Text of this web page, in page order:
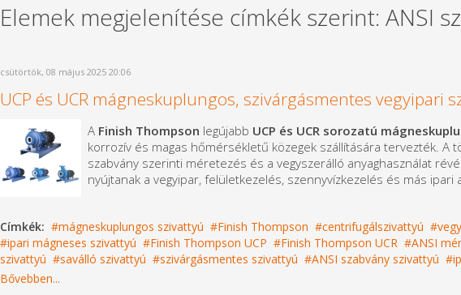
Elemek megjelenítése címkék szerint: ANSI
csütörtök, 08 május 2025 20:06
UCP és UCR mágneskuplungos, szivárgásmentes vegyipari
A Finish Thompson legújabb UCP és UCR sorozatú
korrozív és magas hőmérsékletű közegek szállítására tervezték. A
szabvány szerinti méretezés és a vegyszerálló anyaghasználat
nyújtanak a vegyipar, felületkezelés, szennyvízkezelés és más ipari
Címkék: mágneskuplungos szivattyú Finish Thompson centrifugálszivattyú
ipari mágneses szivattyú
Finish Thompson UCP Finish Thompson UCR ANSI
szivattyú
saválló szivattyú szivárgásmentes szivattyú ANSI szabvány szivattyú
Bővebben...